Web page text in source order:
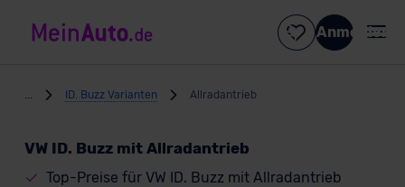
Anmelden
ID. Buzz Varianten Allradantrieb
VW ID. Buzz mit Allradantrieb
Top-Preise für VW ID. Buzz mit Allradantrieb